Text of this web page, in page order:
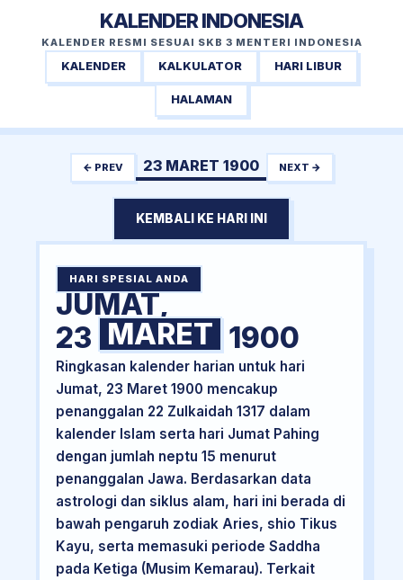
KALENDER INDONESIA
KALENDER RESMI SESUAI SKB 3 MENTERI INDONESIA
KALENDER KALKULATOR HARI LIBUR
HALAMAN
← PREV 23 MARET 1900 NEXT →
KEMBALI KE HARI INI
HARI SPESIAL ANDA
JUMAT,
23 MARET 1900
Ringkasan kalender harian untuk hari
Jumat, 23 Maret 1900 mencakup
penanggalan 22 Zulkaidah 1317 dalam
kalender Islam serta hari Jumat Pahing
dengan jumlah neptu 15 menurut
penanggalan Jawa. Berdasarkan data
astrologi dan siklus alam, hari ini berada di
bawah pengaruh zodiak Aries, shio Tikus
Kayu, serta memasuki periode Saddha
pada Ketiga (Musim Kemarau). Terkait